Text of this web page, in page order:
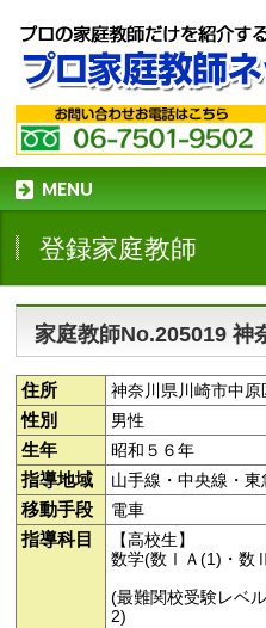
MENU
登録家庭教師
家庭教師No.205019 神
住所 神奈川県川崎市中原
性別 男性
生年 昭和５６年
指導地域 山手線・中央線・東
移動手段 電車
指導科目
【高校生】
数学(数ⅠＡ(1)・数
(最難関校受験レベ
2)